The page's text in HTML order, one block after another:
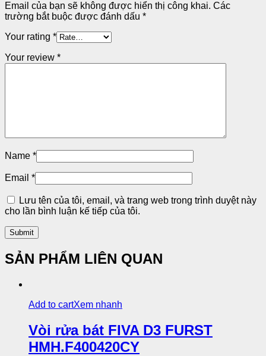
Email của bạn sẽ không được hiển thị công khai. Các
trường bắt buộc được đánh dấu *
Your rating *
Your review *
Name *
Email *
Lưu tên của tôi, email, và trang web trong trình duyệt này
cho lần bình luận kế tiếp của tôi.
SẢN PHẨM LIÊN QUAN
Add to cartXem nhanh
Vòi rửa bát FIVA D3 FURST
HMH.F400420CY